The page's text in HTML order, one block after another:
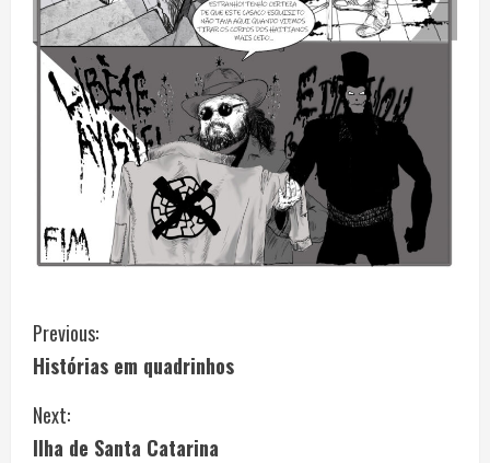
C
o
n
Previous:
Histórias em quadrinhos
Next:
Ilha de Santa Catarina